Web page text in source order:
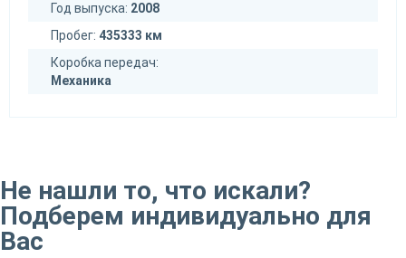
Год выпуска: 2008
Пробег: 435333 км
Коробка передач:
Механика
Не нашли то, что искали?
Подберем индивидуально для
Вас